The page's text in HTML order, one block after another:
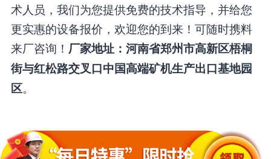
术人员，我们为您提供免费的技术指导，并给您
更实惠的设备报价，欢迎您的到来！可随时携料
来厂咨询！ 厂家地址：河南省郑州市高新区梧桐
街与红松路交叉口中国高端矿机生产出口基地园
区。